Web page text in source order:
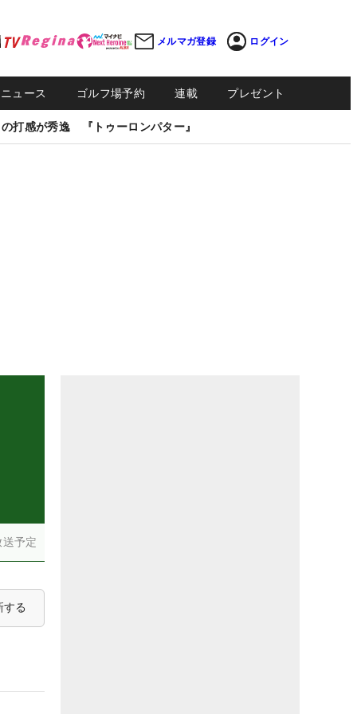
メルマガ登録 ログイン
ュース ゴルフ場予約 連載 プレゼント
打感が秀逸 『トゥーロンパター』
予定
する